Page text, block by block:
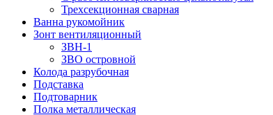
Трехсекционная сварная
Ванна рукомойник
Зонт вентиляционный
ЗВН-1
ЗВО островной
Колода разрубочная
Подставка
Подтоварник
Полка металлическая